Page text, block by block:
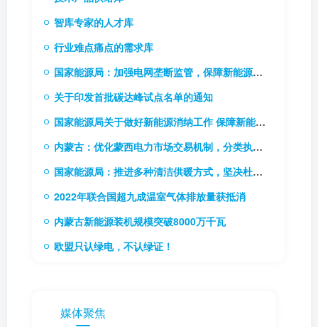
智库专家的人才库
行业难点痛点的需求库
国家能源局：加强电网垄断监管，保障新能源和新型主体接入电网
关于印发首批碳达峰试点名单的通知
国家能源局关于做好新能源消纳工作 保障新能源高质量发展的通知
内蒙古：优化蒙西电力市场交易机制，分类执行新能源风险防范机制
国家能源局：推进多种清洁供暖方式，坚决杜绝“一刀切”
2022年联合国超九成温室气体排放量获抵消
内蒙古新能源装机规模突破8000万千瓦
欧盟只认绿电，不认绿证！
媒体聚焦